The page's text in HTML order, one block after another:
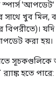
স্পার্স
সাথে খুব
করা হয়।
হতে পারে: